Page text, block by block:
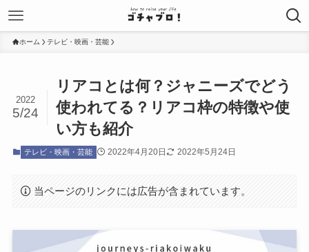
ホーム テレビ・映画・芸能
リアコとは何？ジャニーズでどう
使われてる？リアコ枠の特徴や使
い方も紹介
2022
5/24
テレビ・映画・芸能 2022年4月20日 2022年5月24日
当ページのリンクには広告が含まれています。